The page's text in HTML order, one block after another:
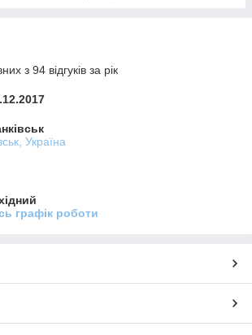
з 94 відгуків за рік
Україна
графік роботи